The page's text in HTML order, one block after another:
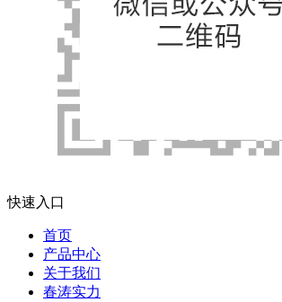
快速入口
首页
产品中心
关于我们
春涛实力